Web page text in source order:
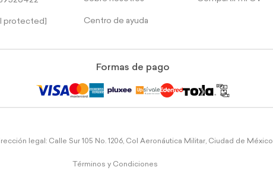
protected] Centro de ayuda
Formas de pago
legal: Calle Sur 105 No. 1206, Col Aeronáutica Militar, Ciudad de México
Términos y Condiciones